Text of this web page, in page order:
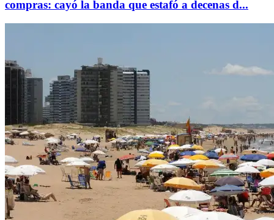
compras: cayó la banda que estafó a decenas d...